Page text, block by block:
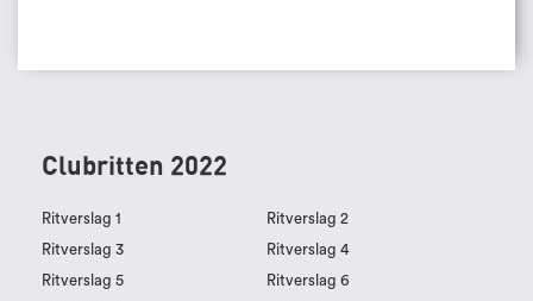
Clubritten 2022
Ritverslag 1
Ritverslag 2
Ritverslag 3
Ritverslag 4
Ritverslag 5
Ritverslag 6